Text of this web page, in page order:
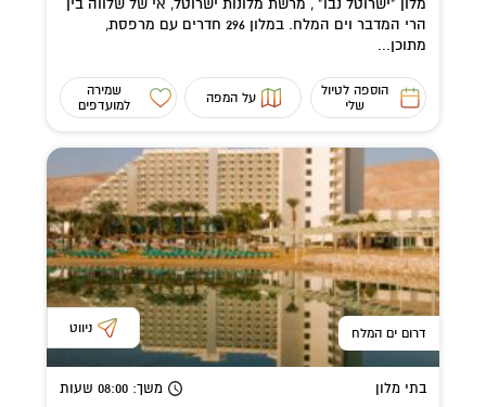
הרי המדבר וים המלח. במלון 296 חדרים עם מרפסת,
מתוכן...
הוספה לטיול
שלי
על המפה
שמירה
למועדפים
דרום ים המלח ניווט
בתי מלון משך: 08:00 שעות